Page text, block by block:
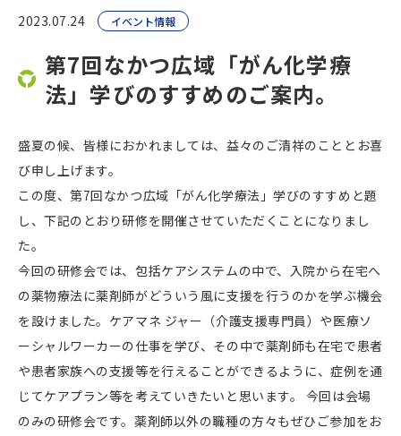
2023.07.24 イベント情報
第7回なかつ広域「がん化学療
法」学びのすすめのご案内。
盛夏の候、皆様におかれましては、益々のご清祥のこととお喜
び申し上げます。
この度、第7回なかつ広域「がん化学療法」学びのすすめと題
し、下記のとおり研修を開催させていただくことになりまし
た。
今回の研修会では、包括ケアシステムの中で、入院から在宅へ
の薬物療法に薬剤師がどういう風に支援を行うのかを学ぶ機会
を設けました。ケアマネ ジャー（介護支援専門員）や医療ソ
ーシャルワーカーの仕事を学び、その中で薬剤師も在宅で患者
や患者家族への支援等を行えることができるように、症例を通
じてケアプラン等を考えていきたいと思います。 今回は会場
のみの研修会です。薬剤師以外の職種の方々もぜひご参加をお